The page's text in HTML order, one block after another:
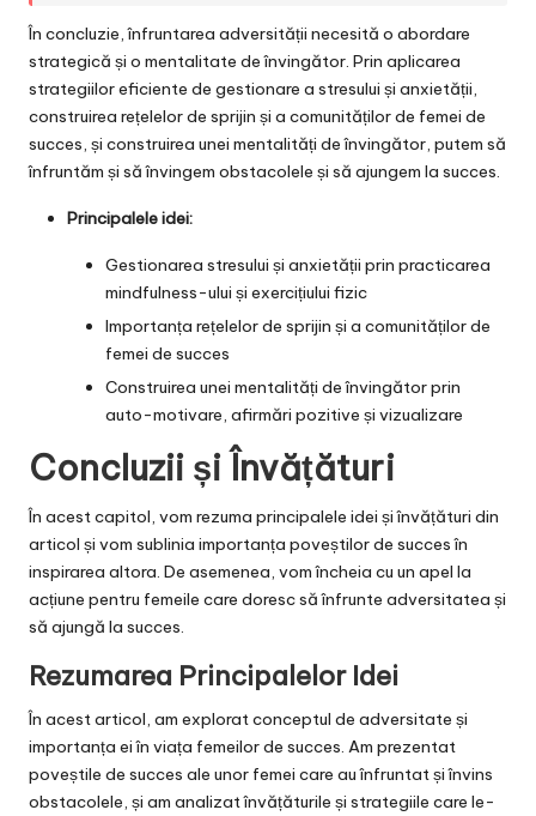
În concluzie, înfruntarea adversității necesită o abordare
strategică și o mentalitate de învingător. Prin aplicarea
strategiilor eficiente de gestionare a stresului și anxietății,
construirea rețelelor de sprijin și a comunităților de femei de
succes, și construirea unei mentalități de învingător, putem să
înfruntăm și să învingem obstacolele și să ajungem la succes.
Principalele idei:
Gestionarea stresului și anxietății prin practicarea
mindfulness-ului și exercițiului fizic
Importanța rețelelor de sprijin și a comunităților de
femei de succes
Construirea unei mentalități de învingător prin
auto-motivare, afirmări pozitive și vizualizare
Concluzii și Învățături
În acest capitol, vom rezuma principalele idei și învățături din
articol și vom sublinia importanța poveștilor de succes în
inspirarea altora. De asemenea, vom încheia cu un apel la
acțiune pentru femeile care doresc să înfrunte adversitatea și
să ajungă la succes.
Rezumarea Principalelor Idei
În acest articol, am explorat conceptul de adversitate și
importanța ei în viața femeilor de succes. Am prezentat
poveștile de succes ale unor femei care au înfruntat și învins
obstacolele, și am analizat învățăturile și strategiile care le-